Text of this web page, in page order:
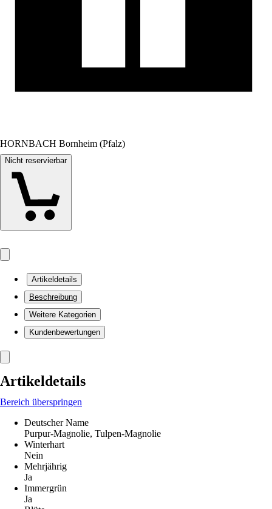
HORNBACH Bornheim (Pfalz)
Nicht reservierbar
Artikeldetails
Beschreibung
Weitere Kategorien
Kundenbewertungen
Artikeldetails
Bereich überspringen
Deutscher Name
Purpur-Magnolie, Tulpen-Magnolie
Winterhart
Nein
Mehrjährig
Ja
Immergrün
Ja